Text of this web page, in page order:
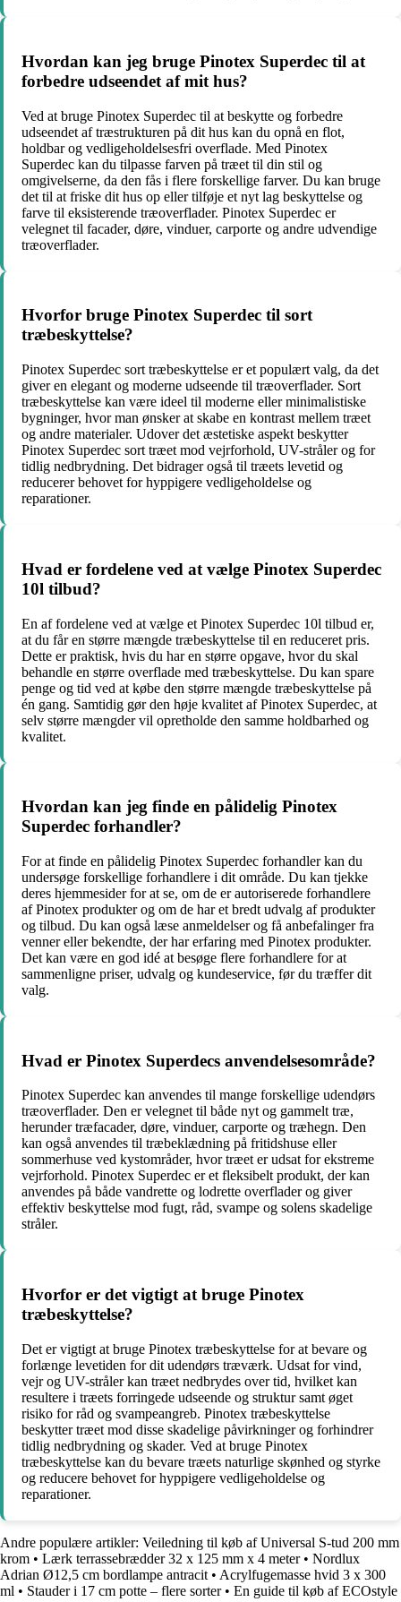
Hvordan kan jeg bruge Pinotex Superdec til at
forbedre udseendet af mit hus?
Ved at bruge Pinotex Superdec til at beskytte og forbedre
udseendet af træstrukturen på dit hus kan du opnå en flot,
holdbar og vedligeholdelsesfri overflade. Med Pinotex
Superdec kan du tilpasse farven på træet til din stil og
omgivelserne, da den fås i flere forskellige farver. Du kan bruge
det til at friske dit hus op eller tilføje et nyt lag beskyttelse og
farve til eksisterende træoverflader. Pinotex Superdec er
velegnet til facader, døre, vinduer, carporte og andre udvendige
træoverflader.
Hvorfor bruge Pinotex Superdec til sort
træbeskyttelse?
Pinotex Superdec sort træbeskyttelse er et populært valg, da det
giver en elegant og moderne udseende til træoverflader. Sort
træbeskyttelse kan være ideel til moderne eller minimalistiske
bygninger, hvor man ønsker at skabe en kontrast mellem træet
og andre materialer. Udover det æstetiske aspekt beskytter
Pinotex Superdec sort træet mod vejrforhold, UV-stråler og for
tidlig nedbrydning. Det bidrager også til træets levetid og
reducerer behovet for hyppigere vedligeholdelse og
reparationer.
Hvad er fordelene ved at vælge Pinotex Superdec
10l tilbud?
En af fordelene ved at vælge et Pinotex Superdec 10l tilbud er,
at du får en større mængde træbeskyttelse til en reduceret pris.
Dette er praktisk, hvis du har en større opgave, hvor du skal
behandle en større overflade med træbeskyttelse. Du kan spare
penge og tid ved at købe den større mængde træbeskyttelse på
én gang. Samtidig gør den høje kvalitet af Pinotex Superdec, at
selv større mængder vil opretholde den samme holdbarhed og
kvalitet.
Hvordan kan jeg finde en pålidelig Pinotex
Superdec forhandler?
For at finde en pålidelig Pinotex Superdec forhandler kan du
undersøge forskellige forhandlere i dit område. Du kan tjekke
deres hjemmesider for at se, om de er autoriserede forhandlere
af Pinotex produkter og om de har et bredt udvalg af produkter
og tilbud. Du kan også læse anmeldelser og få anbefalinger fra
venner eller bekendte, der har erfaring med Pinotex produkter.
Det kan være en god idé at besøge flere forhandlere for at
sammenligne priser, udvalg og kundeservice, før du træffer dit
valg.
Hvad er Pinotex Superdecs anvendelsesområde?
Pinotex Superdec kan anvendes til mange forskellige udendørs
træoverflader. Den er velegnet til både nyt og gammelt træ,
herunder træfacader, døre, vinduer, carporte og træhegn. Den
kan også anvendes til træbeklædning på fritidshuse eller
sommerhuse ved kystområder, hvor træet er udsat for ekstreme
vejrforhold. Pinotex Superdec er et fleksibelt produkt, der kan
anvendes på både vandrette og lodrette overflader og giver
effektiv beskyttelse mod fugt, råd, svampe og solens skadelige
stråler.
Hvorfor er det vigtigt at bruge Pinotex
træbeskyttelse?
Det er vigtigt at bruge Pinotex træbeskyttelse for at bevare og
forlænge levetiden for dit udendørs træværk. Udsat for vind,
vejr og UV-stråler kan træet nedbrydes over tid, hvilket kan
resultere i træets forringede udseende og struktur samt øget
risiko for råd og svampeangreb. Pinotex træbeskyttelse
beskytter træet mod disse skadelige påvirkninger og forhindrer
tidlig nedbrydning og skader. Ved at bruge Pinotex
træbeskyttelse kan du bevare træets naturlige skønhed og styrke
og reducere behovet for hyppigere vedligeholdelse og
reparationer.
Andre populære artikler: Veiledning til køb af Universal S-tud 200 mm
krom • Lærk terrassebrædder 32 x 125 mm x 4 meter• Nordlux
Adrian Ø12,5 cm bordlampe antracit • Acrylfugemasse hvid 3 x 300
ml • Stauder i 17 cm potte – flere sorter• En guide til køb af ECOstyle